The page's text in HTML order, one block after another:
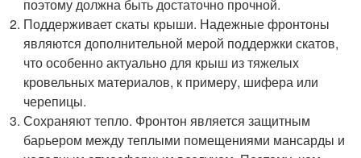
поэтому должна быть достаточно прочной.
Поддерживает скаты крыши. Надежные фронтоны
являются дополнительной мерой поддержки скатов,
что особенно актуально для крыш из тяжелых
кровельных материалов, к примеру, шифера или
черепицы.
Сохраняют тепло. Фронтон является защитным
барьером между теплыми помещениями мансарды и